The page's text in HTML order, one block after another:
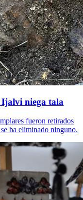
Ijalvi niega tala
fueron retirados
ha eliminado ninguno.